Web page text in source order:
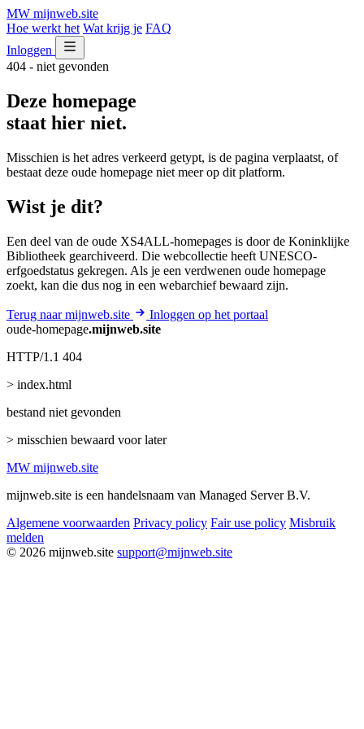
MW mijnweb.site
Hoe werkt het Wat krijg je FAQ
Inloggen
404 - niet gevonden
Deze homepage
staat hier niet.
Misschien is het adres verkeerd getypt, is de pagina verplaatst, of
bestaat deze oude homepage niet meer op dit platform.
Wist je dit?
Een deel van de oude XS4ALL-homepages is door de Koninklijke
Bibliotheek gearchiveerd. Die webcollectie heeft UNESCO-
erfgoedstatus gekregen. Als je een verdwenen oude homepage
zoekt, kan die dus nog in een webarchief bewaard zijn.
Terug naar mijnweb.site
Inloggen op het portaal
oude-homepage.mijnweb.site
HTTP/1.1 404
> index.html
bestand niet gevonden
> misschien bewaard voor later
MW mijnweb.site
mijnweb.site is een handelsnaam van Managed Server B.V.
Algemene voorwaarden Privacy policy Fair use policy Misbruik
melden
© 2026 mijnweb.site support@mijnweb.site